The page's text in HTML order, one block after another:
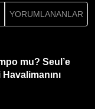
YORUMLANANLAR
mu? Seul’e